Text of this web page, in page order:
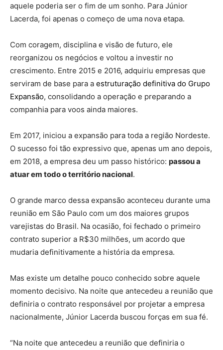
aquele poderia ser o fim de um sonho. Para Júnior
Lacerda, foi apenas o começo de uma nova etapa.
Com coragem, disciplina e visão de futuro, ele
reorganizou os negócios e voltou a investir no
crescimento. Entre 2015 e 2016, adquiriu empresas que
serviram de base para a estruturação definitiva do Grupo
Expansão, consolidando a operação e preparando a
companhia para voos ainda maiores.
Em 2017, iniciou a expansão para toda a região Nordeste.
O sucesso foi tão expressivo que, apenas um ano depois,
em 2018, a empresa deu um passo histórico: passou a
atuar em todo o território nacional.
O grande marco dessa expansão aconteceu durante uma
reunião em São Paulo com um dos maiores grupos
varejistas do Brasil. Na ocasião, foi fechado o primeiro
contrato superior a R$30 milhões, um acordo que
mudaria definitivamente a história da empresa.
Mas existe um detalhe pouco conhecido sobre aquele
momento decisivo. Na noite que antecedeu a reunião que
definiria o contrato responsável por projetar a empresa
nacionalmente, Júnior Lacerda buscou forças em sua fé.
“Na noite que antecedeu a reunião que definiria o